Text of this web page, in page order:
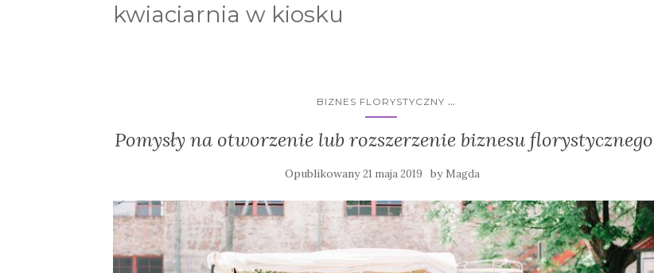
kwiaciarnia w kiosku
BIZNES FLORYSTYCZNY ...
Pomysły na otworzenie lub rozszerzenie biznesu
Opublikowany21 maja 2019 by Magda